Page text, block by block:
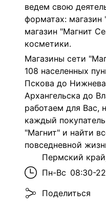
ведем свою
форматах: магазин
магазин "Магнит
косметики.
Магазины сети
108 населенных
Пскова до
Архангельска до
работаем для Вас,
каждый
"Магнит" и найти
повседневной
Пермский
Пн-Вс 08:30-
Поделиться